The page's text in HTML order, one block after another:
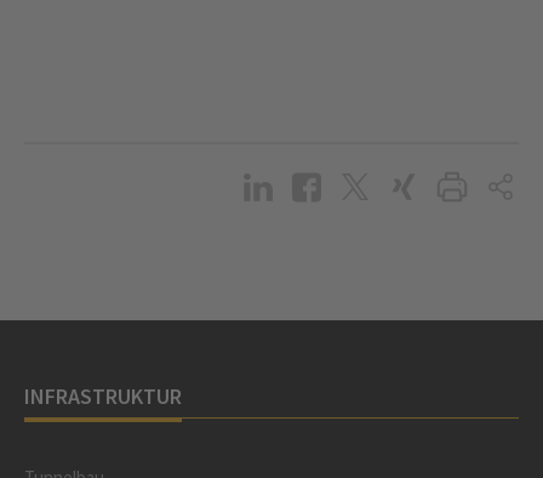
INFRASTRUKTUR